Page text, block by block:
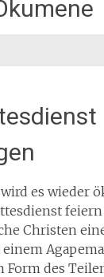
es wieder
Christen
Form des